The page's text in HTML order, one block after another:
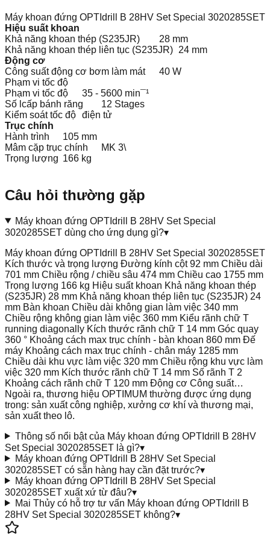
Máy khoan đứng OPTIdrill B 28HV Set Special 3020285SET
Hiệu suất khoan
Khả năng khoan thép (S235JR)
28 mm
Khả năng khoan thép liên tục (S235JR) 24 mm
Động cơ
Công suất động cơ bơm làm mát
40 W
Phạm vi tốc độ
Phạm vi tốc độ
35 - 5600 min¯¹
Số lcấp bánh răng
12 Stages
Kiểm soát tốc độ điện tử
Trục chính
Hành trình
105 mm
Mâm cặp trục chính
MK 3\
Trọng lượng 166 kg
Câu hỏi thường gặp
Máy khoan đứng OPTIdrill B 28HV Set Special
3020285SET dùng cho ứng dụng gì?▾
Máy khoan đứng OPTIdrill B 28HV Set Special 3020285SET
Kích thước và trọng lượng Đường kính cột 92 mm Chiều dài
701 mm Chiều rộng / chiều sâu 474 mm Chiều cao 1755 mm
Trọng lượng 166 kg Hiệu suất khoan Khả năng khoan thép
(S235JR) 28 mm Khả năng khoan thép liên tục (S235JR) 24
mm Bàn khoan Chiều dài không gian làm việc 340 mm
Chiều rộng không gian làm việc 360 mm Kiểu rãnh chữ T
running diagonally Kích thước rãnh chữ T 14 mm Góc quay
360 ° Khoảng cách max trục chính - bàn khoan 860 mm Đế
máy Khoảng cách max trục chính - chân máy 1285 mm
Chiều dài khu vực làm việc 320 mm Chiều rộng khu vực làm
việc 320 mm Kích thước rãnh chữ T 14 mm Số rãnh T 2
Khoảng cách rãnh chữ T 120 mm Động cơ Công suất…
Ngoài ra, thương hiệu OPTIMUM thường được ứng dụng
trong: sản xuất công nghiệp, xưởng cơ khí và thương mại,
sản xuất theo lô.
Thông số nổi bật của Máy khoan đứng OPTIdrill B 28HV
Set Special 3020285SET là gì?▾
Máy khoan đứng OPTIdrill B 28HV Set Special
3020285SET có sẵn hàng hay cần đặt trước?▾
Máy khoan đứng OPTIdrill B 28HV Set Special
3020285SET xuất xứ từ đâu?▾
Mai Thủy có hỗ trợ tư vấn Máy khoan đứng OPTIdrill B
28HV Set Special 3020285SET không?▾